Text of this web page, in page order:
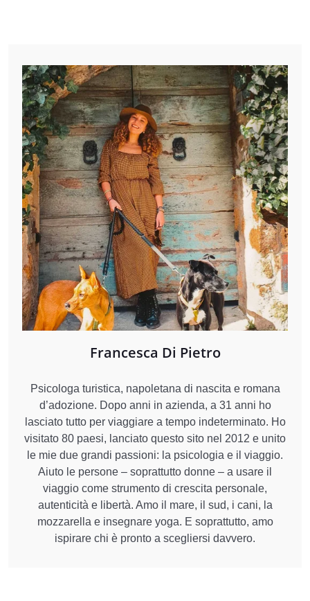
Francesca Di Pietro
Psicologa turistica, napoletana di nascita e romana
d’adozione. Dopo anni in azienda, a 31 anni ho
lasciato tutto per viaggiare a tempo indeterminato. Ho
visitato 80 paesi, lanciato questo sito nel 2012 e unito
le mie due grandi passioni: la psicologia e il viaggio.
Aiuto le persone – soprattutto donne – a usare il
viaggio come strumento di crescita personale,
autenticità e libertà. Amo il mare, il sud, i cani, la
mozzarella e insegnare yoga. E soprattutto, amo
ispirare chi è pronto a scegliersi davvero.